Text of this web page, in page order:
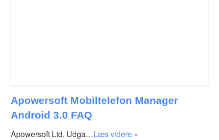
Apowersoft Mobiltelefon Manager
Android 3.0 FAQ
Apowersoft Ltd. Udga…Læs videre »